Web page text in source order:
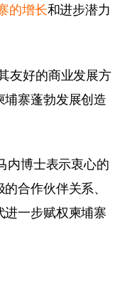
的增长和进步潜力
友好的商业发展方
寨蓬勃发展创造
内博士表示衷心的
合作伙伴关系、
一步赋权柬埔寨